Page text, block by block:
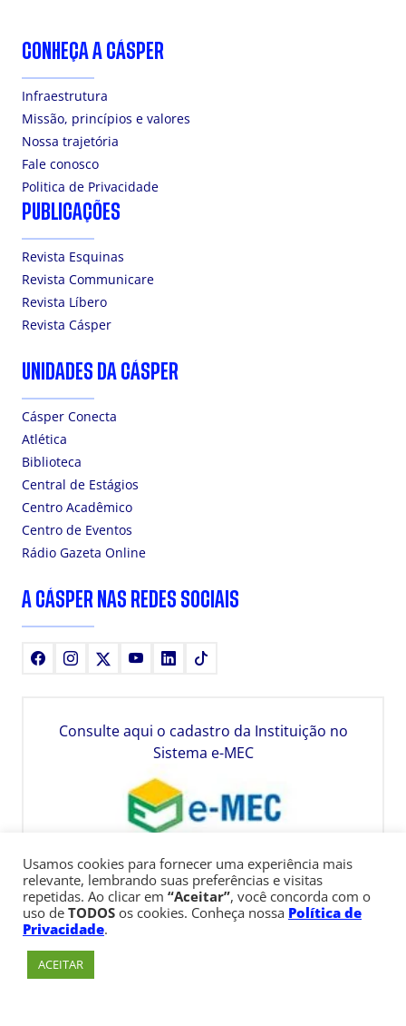
CONHEÇA A CÁSPER
Infraestrutura
Missão, princípios e valores
Nossa trajetória
Fale conosco
Politica de Privacidade
PUBLICAÇÕES
Revista Esquinas
Revista Communicare
Revista Líbero
Revista Cásper
UNIDADES DA CÁSPER
Cásper Conecta
Atlética
Biblioteca
Central de Estágios
Centro Acadêmico
Centro de Eventos
Rádio Gazeta Online
A CÁSPER NAS REDES SOCIAIS
FacebookInstagram YoutubeLinkedIn
Consulte aqui o cadastro da Instituição no
Sistema e-MEC
Usamos cookies para fornecer uma experiência mais
relevante, lembrando suas preferências e visitas
repetidas. Ao clicar em “Aceitar”, você concorda com o
uso de TODOS os cookies. Conheça nossa Política de
Privacidade.
ACEITAR